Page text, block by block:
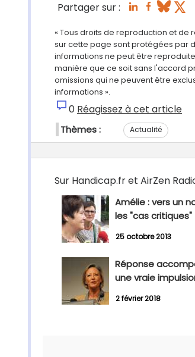
Partager sur :
« Tous droits de reproduction et
sur cette page sont protégées par
informations ne peut être
manière que ce soit sans l'accord
omissions qui ne peuvent être
informations ».
0 Réagissez à cet article
Thèmes : Actualité
Sur Handicap.fr et AirZen
Amélie : vers un
les "cas critiques"
25 octobre 2013
Réponse
une vraie
2 février 2018